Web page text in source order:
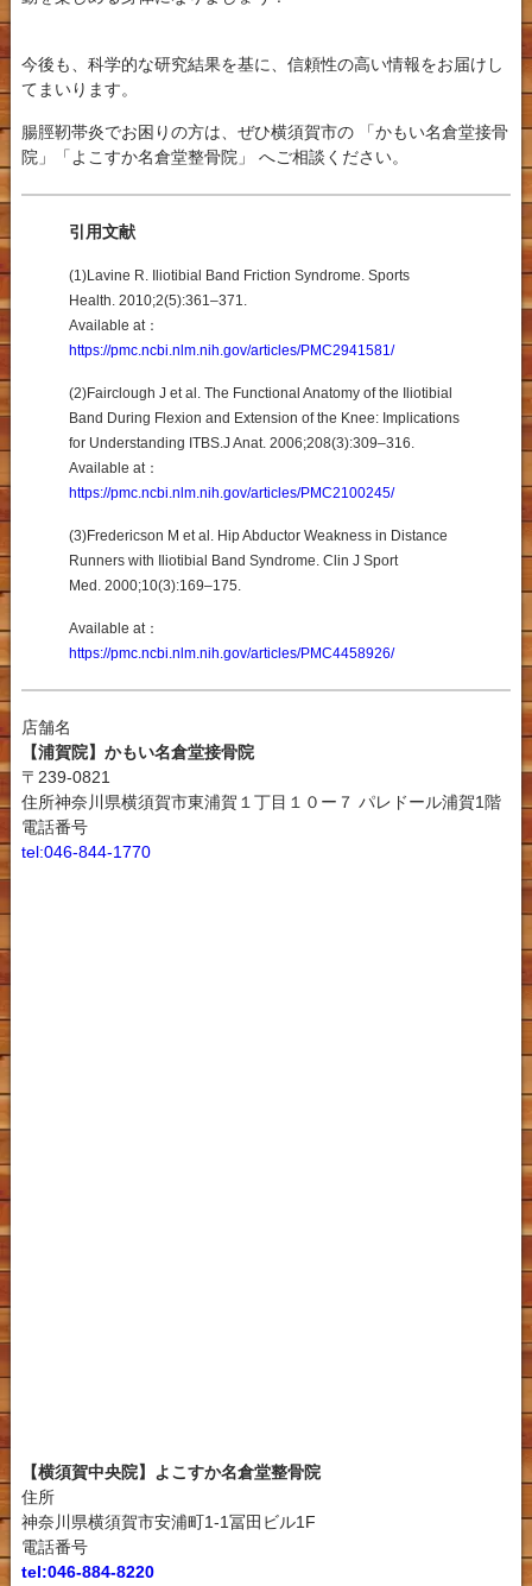
今後も、科学的な研究結果を基に、信頼性の高い情報をお届けし
てまいります。
腸脛靭帯炎でお困りの方は、ぜひ横須賀市の 「かもい名倉堂接骨
院」「よこすか名倉堂整骨院」 へご相談ください。
引用文献
(1)Lavine R. Iliotibial Band Friction Syndrome. Sports
Health.2010;2(5):361–371.
Available at：
https://pmc.ncbi.nlm.nih.gov/articles/PMC2941581/
(2)Fairclough J et al. The Functional Anatomy of the Iliotibial
Band During Flexion and Extension of the Knee: Implications
for Understanding ITBS.J Anat.2006;208(3):309–316.
Available at：
https://pmc.ncbi.nlm.nih.gov/articles/PMC2100245/
(3)Fredericson M et al. Hip Abductor Weakness in Distance
Runners with Iliotibial Band Syndrome. Clin J Sport
Med.2000;10(3):169–175.
Available at：
https://pmc.ncbi.nlm.nih.gov/articles/PMC4458926/
店舗名
【浦賀院】かもい名倉堂接骨院
〒239-0821
住所神奈川県横須賀市東浦賀１丁目１０ー７ パレドール浦賀1階
電話番号
tel:046-844-1770
【横須賀中央院】よこすか名倉堂整骨院
住所
神奈川県横須賀市安浦町1-1冨田ビル1F
電話番号
tel:046-884-8220